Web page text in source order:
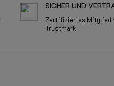
SICHER UND
Zertifiziertes Mitglied
Trustmark